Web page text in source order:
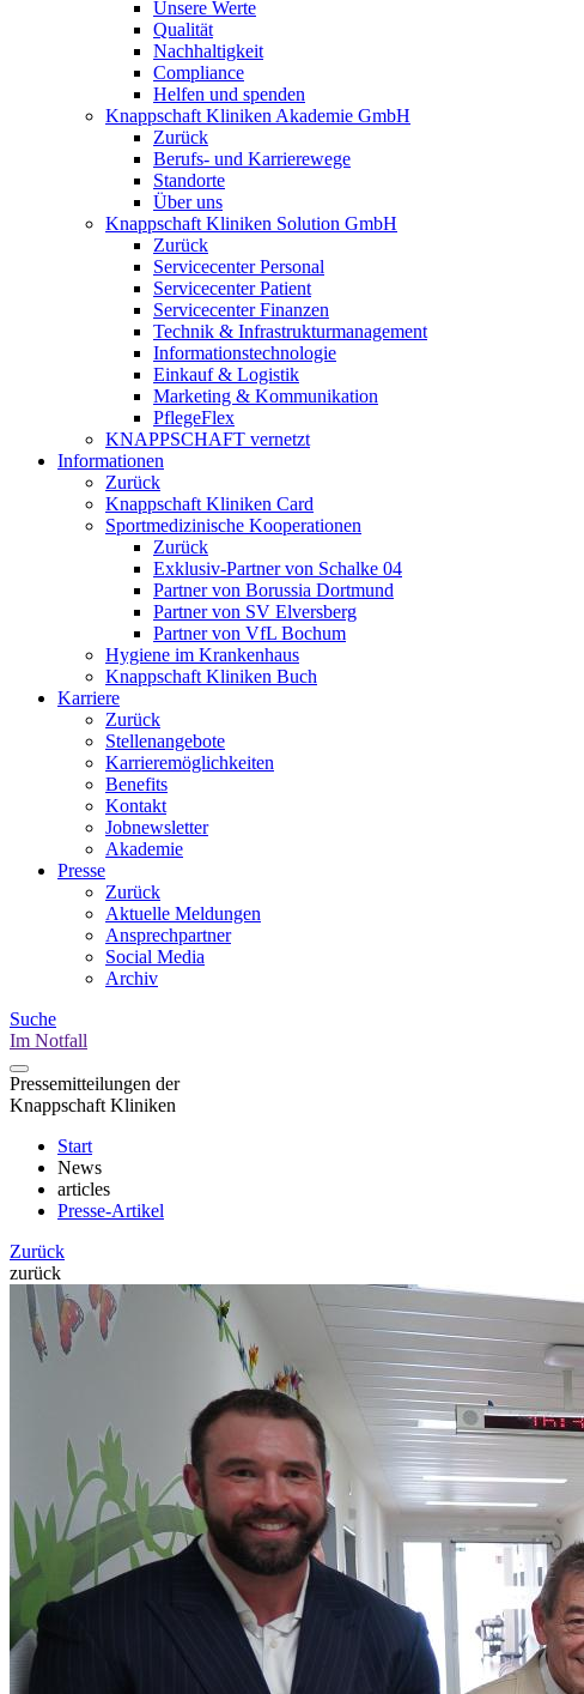
Unsere Werte
Qualität
Nachhaltigkeit
Compliance
Helfen und spenden
Knappschaft Kliniken Akademie GmbH
Zurück
Berufs- und Karrierewege
Standorte
Über uns
Knappschaft Kliniken Solution GmbH
Zurück
Servicecenter Personal
Servicecenter Patient
Servicecenter Finanzen
Technik & Infrastrukturmanagement
Informationstechnologie
Einkauf & Logistik
Marketing & Kommunikation
PflegeFlex
KNAPPSCHAFT vernetzt
Informationen
Zurück
Knappschaft Kliniken Card
Sportmedizinische Kooperationen
Zurück
Exklusiv-Partner von Schalke 04
Partner von Borussia Dortmund
Partner von SV Elversberg
Partner von VfL Bochum
Hygiene im Krankenhaus
Knappschaft Kliniken Buch
Karriere
Zurück
Stellenangebote
Karrieremöglichkeiten
Benefits
Kontakt
Jobnewsletter
Akademie
Presse
Zurück
Aktuelle Meldungen
Ansprechpartner
Social Media
Archiv
Suche
Im Notfall
Pressemitteilungen der
Knappschaft Kliniken
Start
News
articles
Presse-Artikel
Zurück
zurück